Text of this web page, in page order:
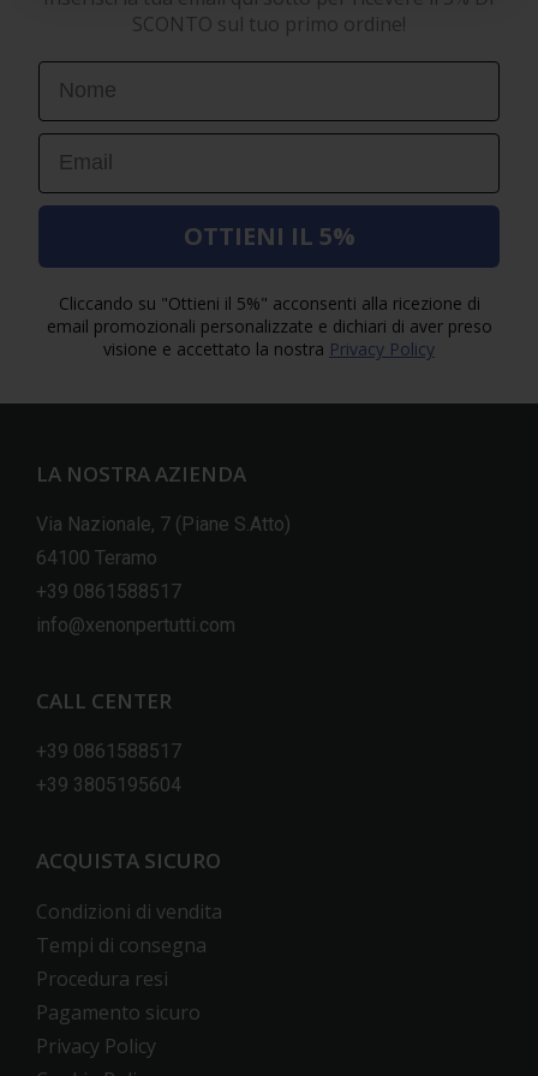
SCONTO sul tuo primo ordine!
First Name
Email
OTTIENI IL 5%
Cliccando su "Ottieni il 5%" acconsenti alla ricezione di
email promozionali personalizzate e dichiari di aver preso
visione e accettato la nostra Privacy Policy
LA NOSTRA AZIENDA
Via Nazionale, 7 (Piane S.Atto)
64100 Teramo
+39 0861588517
info@xenonpertutti.com
CALL CENTER
+39 0861588517
+39 3805195604
ACQUISTA SICURO
Condizioni di vendita
Tempi di consegna
Procedura resi
Pagamento sicuro
Privacy Policy